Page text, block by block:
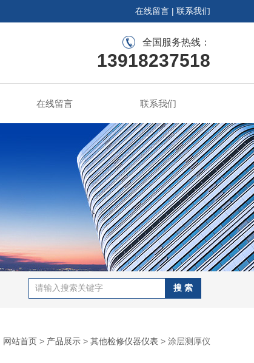
在线留言 | 联系我们
全国服务热线：
13918237518
在线留言 联系我们
网站首页 > 产品展示 > 其他检修仪器仪表 > 涂层测厚仪